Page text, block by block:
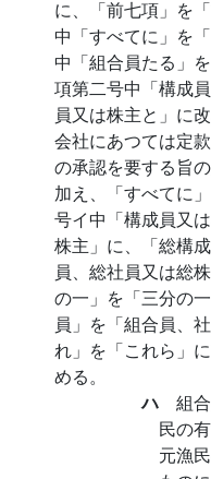
に、「前七項」を
中「すべてに」を
中「組合員たる」
項第二号中「構成
員又は株主と」に
会社にあつては定
の承認を要する旨
加え、「すべてに
号イ中「構成員又
株主」に、「総構
員、総社員又は総
の一」を「三分の
員」を「組合員、
れ」を「これら」
める。
ハ 組
民の
元漁